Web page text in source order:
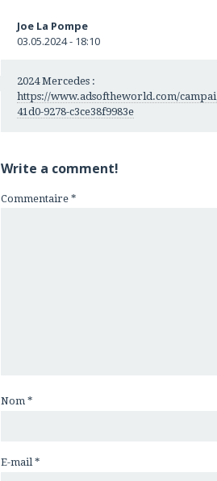
Joe La Pompe
03.05.2024 - 18:10
2024 Mercedes :
https://www.adsoftheworld.com/
41d0-9278-c3ce38f9983e
Write a comment!
Commentaire *
Nom *
E-mail *